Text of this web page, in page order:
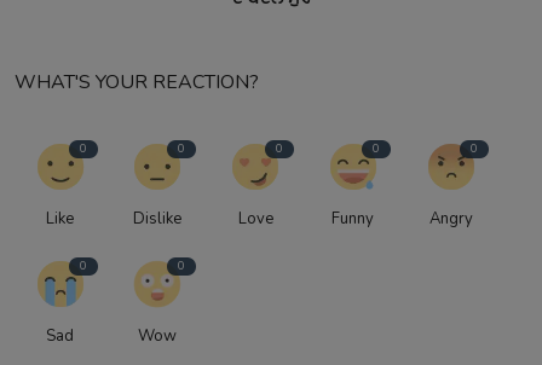
WHAT'S YOUR REACTION?
0
Like
0
Dislike
0
Love
0
Funny
0
Angry
0
Sad
0
Wow